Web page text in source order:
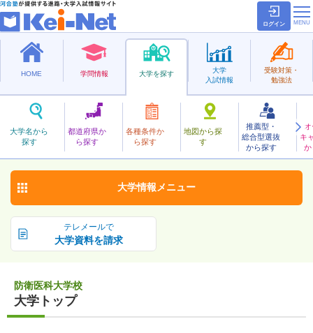
ログイン
HOME 学問情報 大学を探す
大学名から
探す
都道府県か
ら探す
各種条件か
ら探す
地図から探
す
推薦型・
総合型選抜
から探す
キ
か
大学
入試情報
受験対策・
勉強法
大学校
ぼうえいいか
防衛医科大学校 お気に入り
テレメールで
大学資料を請求
大学情報 メニュー
防衛医科大学校
大学トップ